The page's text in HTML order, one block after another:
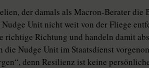
der damals als Macron-Berater die
Unit nicht weit von der Fliege
richtige Richtung und handeln damit
die Nudge Unit im Staatsdienst
denn Resilienz ist keine